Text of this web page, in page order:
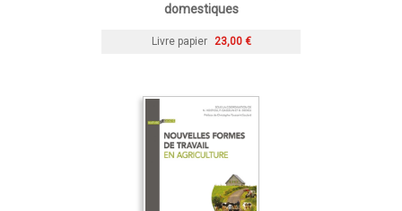
domestiques
Livre papier 23,00 €